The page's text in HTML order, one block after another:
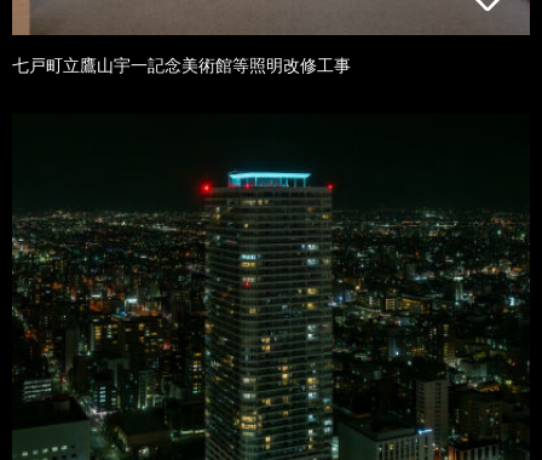
七戸町立鷹山宇一記念美術館等照明改修工事